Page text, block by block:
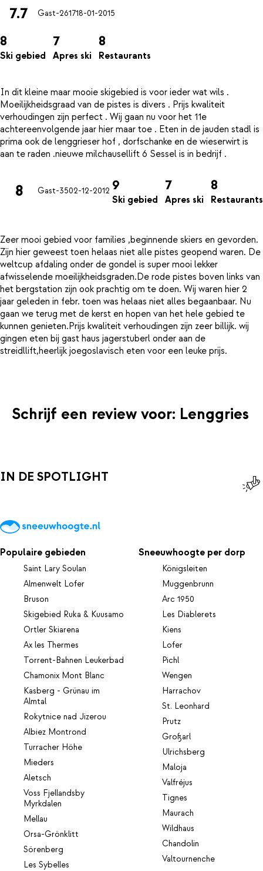
7.7 Gast-261718-01-2015
8
Ski gebied
7
Apres ski
8
Restaurants
In dit kleine maar mooie skigebied is voor ieder wat wils .
Moeilijkheidsgraad van de pistes is divers . Prijs kwaliteit
verhoudingen zijn perfect . Wij gaan nu voor het 11e
achtereenvolgende jaar hier maar toe . Eten in de jauden stadl is
prima ook de lenggrieser hof , dorfschanke en de wieserwirt is
8 Gast-3502-12-2012 9
Ski gebied
7
Apres ski
8
Restaurants
Zeer mooi gebied voor families ,beginnende skiers en gevorden.
Zijn hier geweest toen helaas niet alle pistes geopend waren. De
weltcup afdaling onder de gondel is super mooi lekker
afwisselende moeilijkheidsgraden.De rode pistes boven links van
het bergstation zijn ook prachtig om te doen. Wij waren hier 2
jaar geleden in febr. toen was helaas niet alles begaanbaar. Nu
gaan we terug met de kerst en hopen van het hele gebied te
kunnen genieten.Prijs kwaliteit verhoudingen zijn zeer billijk. wij
gingen eten bij gast haus jagerstuberl onder aan de
streidllift,heerlijk joegoslavisch eten voor een leuke prijs.
Schrijf een review voor: Lenggries
IN DE SPOTLIGHT
Populaire gebieden
Saint Lary Soulan
Almenwelt Lofer
Bruson
Skigebied Ruka & Kuusamo
Ortler Skiarena
Ax les Thermes
Torrent-Bahnen Leukerbad
Chamonix Mont Blanc
Kasberg - Grünau im
Almtal
Rokytnice nad Jizerou
Albiez Montrond
Turracher Höhe
Mieders
Aletsch
Voss Fjellandsby
Myrkdalen
Mellau
Orsa-Grönklitt
Sörenberg
Les Sybelles
Sneeuwhoogte per dorp
Königsleiten
Muggenbrunn
Arc 1950
Les Diablerets
Kiens
Lofer
Pichl
Wengen
Harrachov
St. Leonhard
Prutz
Großarl
Ulrichsberg
Maloja
Valfréjus
Tignes
Maurach
Wildhaus
Chandolin
Valtournenche